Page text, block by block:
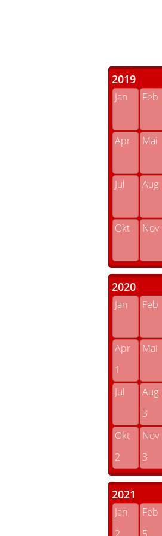
2019
Jan Feb
Apr Mai
Jul Aug
Okt Nov
2020
Jan Feb
Apr Mai
1
Jul
Aug
3
Okt
Nov
2
3
2021
Jan Feb